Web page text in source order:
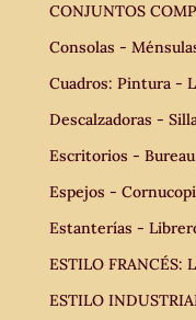
CONJUNTOS
Consolas -
Cuadros: Pintura -
Descalzadoras -
Escritorios -
Espejos -
Estanterías -
ESTILO FRANCÉS:
ESTILO